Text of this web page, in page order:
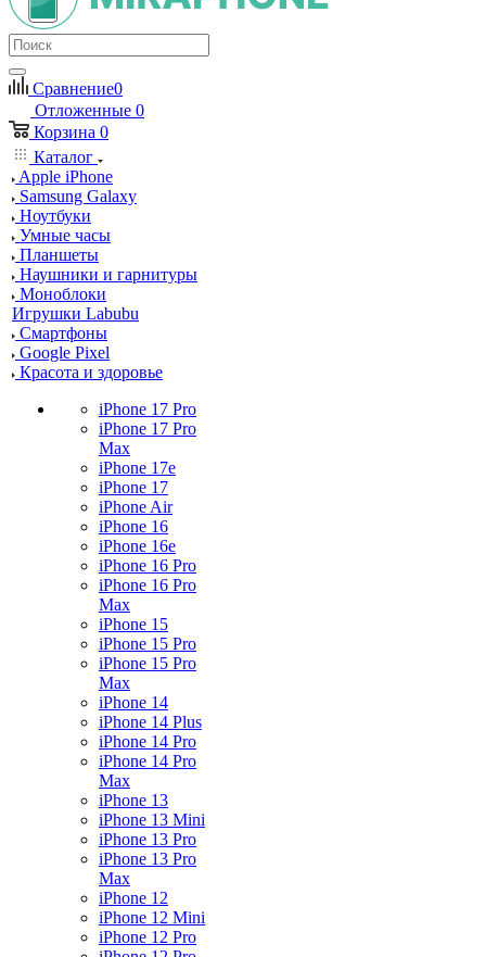
Сравнение0
Отложенные 0
Корзина 0
Каталог
Apple iPhone
Samsung Galaxy
Ноутбуки
Умные часы
Планшеты
Наушники и гарнитуры
Моноблоки
Игрушки Labubu
Смартфоны
Google Pixel
Красота и здоровье
iPhone 17 Pro
iPhone 17 Pro
Max
iPhone 17e
iPhone 17
iPhone Air
iPhone 16
iPhone 16e
iPhone 16 Pro
iPhone 16 Pro
Max
iPhone 15
iPhone 15 Pro
iPhone 15 Pro
Max
iPhone 14
iPhone 14 Plus
iPhone 14 Pro
iPhone 14 Pro
Max
iPhone 13
iPhone 13 Mini
iPhone 13 Pro
iPhone 13 Pro
Max
iPhone 12
iPhone 12 Mini
iPhone 12 Pro